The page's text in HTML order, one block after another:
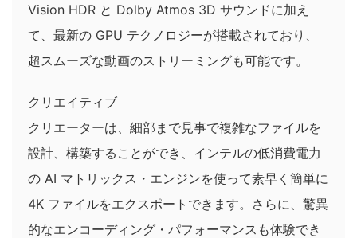
Vision HDR と Dolby Atmos 3D サウンドに加え
て、最新の GPU テクノロジーが搭載されており、
超スムーズな動画のストリーミングも可能です。
クリエイティブ
クリエーターは、細部まで見事で複雑なファイルを
設計、構築することができ、インテルの低消費電力
の AI マトリックス・エンジンを使って素早く簡単に
4K ファイルをエクスポートできます。さらに、驚異
的なエンコーディング・パフォーマンスも体験でき